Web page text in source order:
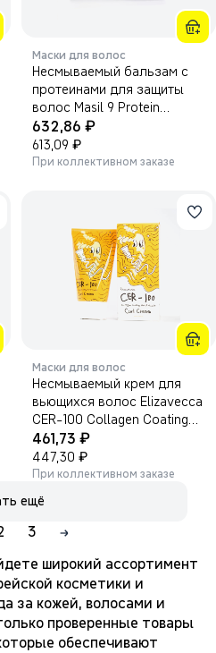
Маски для волос
Несмываемый бальзам с
протеинами для защиты
волос Masil 9 Protein
Perfume Silk Balm 180мл.
632,86 ₽
613,09 ₽
При коллективном заказе
Маски для волос
Несмываемый крем для
вьющихся волос Elizavecca
CER-100 Collagen Coating
Hair Muscle Curl Cream
120мл.
461,73 ₽
447,30 ₽
При коллективном заказе
ещё
3
широкий ассортимент
косметики и
за кожей, волосами и
проверенные товары
обеспечивают